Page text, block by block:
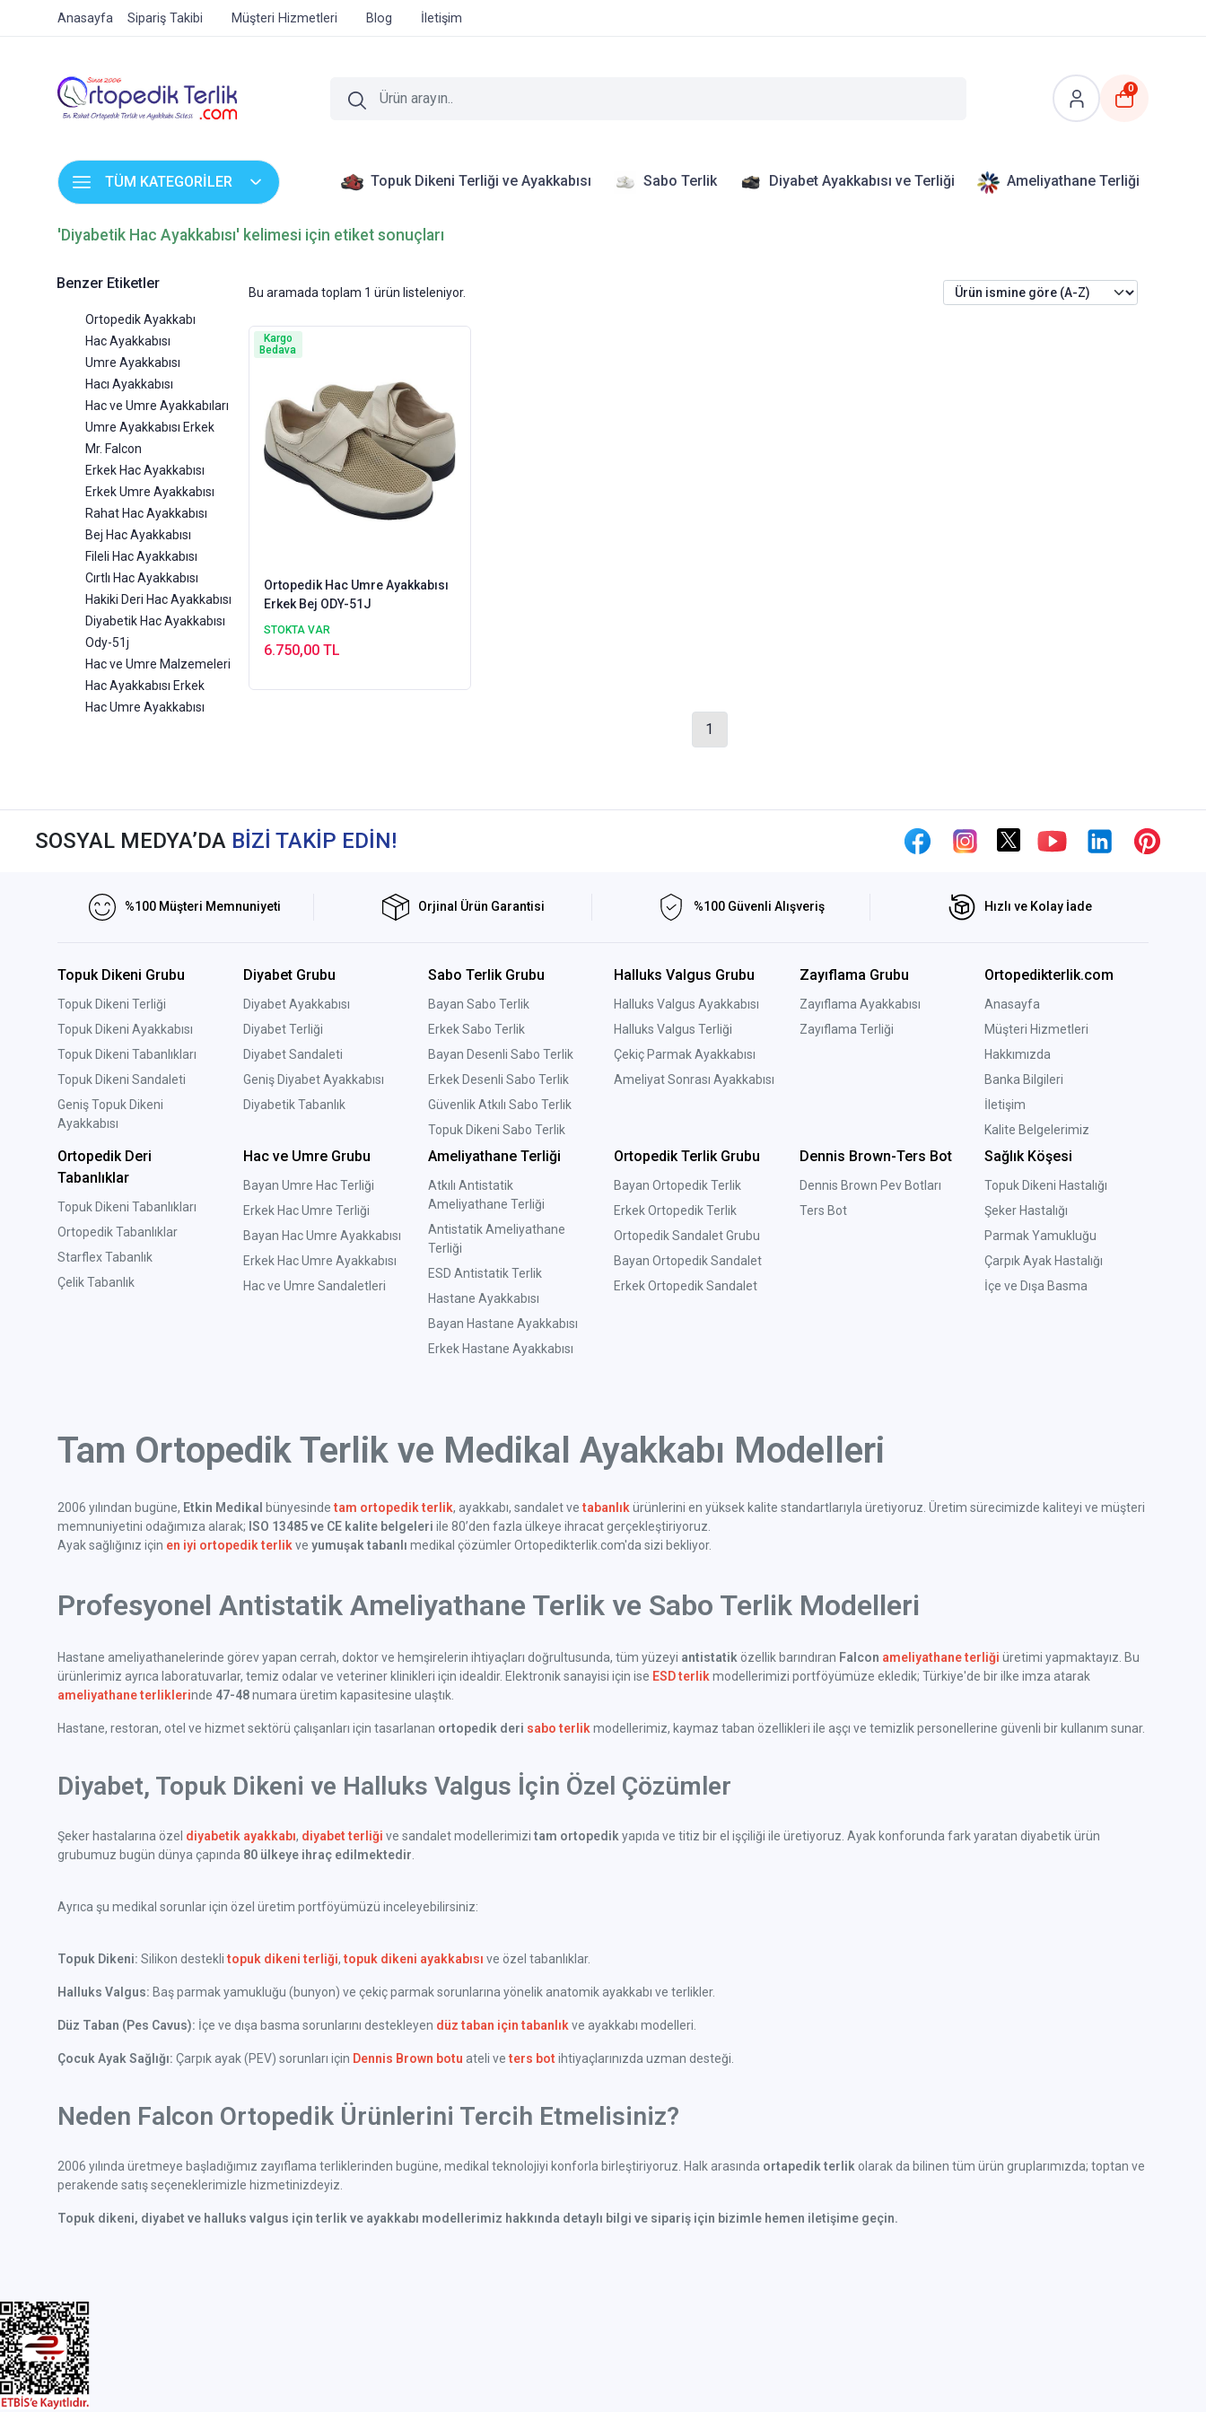
Anasayfa Sipariş Takibi Müşteri Hizmetleri Blog İletişim
0
TÜM KATEGORİLER Topuk Dikeni Terliği ve Ayakkabısı Sabo Terlik Diyabet Ayakkabısı ve Terliği Ameliyathane Terliği
'Diyabetik Hac Ayakkabısı' kelimesi için etiket sonuçları
Benzer Etiketler
Ortopedik Ayakkabı
Hac Ayakkabısı
Umre Ayakkabısı
Hacı Ayakkabısı
Hac ve Umre Ayakkabıları
Umre Ayakkabısı Erkek
Mr. Falcon
Erkek Hac Ayakkabısı
Erkek Umre Ayakkabısı
Rahat Hac Ayakkabısı
Bej Hac Ayakkabısı
Fileli Hac Ayakkabısı
Cırtlı Hac Ayakkabısı
Hakiki Deri Hac Ayakkabısı
Diyabetik Hac Ayakkabısı
Ody-51j
Hac ve Umre Malzemeleri
Hac Ayakkabısı Erkek
Hac Umre Ayakkabısı
Bu aramada toplam 1 ürün listeleniyor.
Ortopedik Hac Umre Ayakkabısı
Erkek Bej ODY-51J
STOKTA VAR
6.750,00 TL
Kargo
Bedava
1
SOSYAL MEDYA’DA BİZİ TAKİP EDİN!
%100 Müşteri Memnuniyeti Orjinal Ürün Garantisi %100 Güvenli Alışveriş Hızlı ve Kolay İade
Topuk Dikeni Grubu
Topuk Dikeni Terliği
Topuk Dikeni Ayakkabısı
Topuk Dikeni Tabanlıkları
Topuk Dikeni Sandaleti
Geniş Topuk Dikeni
Ayakkabısı
Diyabet Grubu
Diyabet Ayakkabısı
Diyabet Terliği
Diyabet Sandaleti
Geniş Diyabet Ayakkabısı
Diyabetik Tabanlık
Sabo Terlik Grubu
Bayan Sabo Terlik
Erkek Sabo Terlik
Bayan Desenli Sabo Terlik
Erkek Desenli Sabo Terlik
Güvenlik Atkılı Sabo Terlik
Topuk Dikeni Sabo Terlik
Halluks Valgus Grubu
Halluks Valgus Ayakkabısı
Halluks Valgus Terliği
Çekiç Parmak Ayakkabısı
Ameliyat Sonrası Ayakkabısı
Zayıflama Grubu
Zayıflama Ayakkabısı
Zayıflama Terliği
Ortopedikterlik.com
Anasayfa
Müşteri Hizmetleri
Hakkımızda
Banka Bilgileri
İletişim
Kalite Belgelerimiz
Ortopedik Deri
Tabanlıklar
Topuk Dikeni Tabanlıkları
Ortopedik Tabanlıklar
Starflex Tabanlık
Çelik Tabanlık
Hac ve Umre Grubu
Bayan Umre Hac Terliği
Erkek Hac Umre Terliği
Bayan Hac Umre Ayakkabısı
Erkek Hac Umre Ayakkabısı
Hac ve Umre Sandaletleri
Ameliyathane Terliği
Atkılı Antistatik
Ameliyathane Terliği
Antistatik Ameliyathane
Terliği
ESD Antistatik Terlik
Hastane Ayakkabısı
Bayan Hastane Ayakkabısı
Erkek Hastane Ayakkabısı
Ortopedik Terlik Grubu
Bayan Ortopedik Terlik
Erkek Ortopedik Terlik
Ortopedik Sandalet Grubu
Bayan Ortopedik Sandalet
Erkek Ortopedik Sandalet
Dennis Brown-Ters Bot
Dennis Brown Pev Botları
Ters Bot
Sağlık Köşesi
Topuk Dikeni Hastalığı
Şeker Hastalığı
Parmak Yamukluğu
Çarpık Ayak Hastalığı
İçe ve Dışa Basma
Tam Ortopedik Terlik ve Medikal Ayakkabı Modelleri
2006 yılından bugüne, Etkin Medikal bünyesindetam ortopedik terlik, ayakkabı, sandalet vetabanlık ürünlerini en yüksek kalite standartlarıyla üretiyoruz. Üretim sürecimizde kaliteyi ve müşteri
memnuniyetini odağımıza alarak; ISO 13485 ve CE kalite belgeleri ile 80’den fazla ülkeye ihracat gerçekleştiriyoruz.
Ayak sağlığınız için en iyi ortopedik terlik ve yumuşak tabanlı medikal çözümler Ortopedikterlik.com'da sizi bekliyor.
Profesyonel Antistatik Ameliyathane Terlik ve Sabo Terlik Modelleri
Hastane ameliyathanelerinde görev yapan cerrah, doktor ve hemşirelerin ihtiyaçları doğrultusunda, tüm yüzeyi antistatik özellik barındıran Falcon ameliyathane terliği üretimi yapmaktayız. Bu
ürünlerimiz ayrıca laboratuvarlar, temiz odalar ve veteriner klinikleri için idealdir. Elektronik sanayisi için ise ESD terlik modellerimizi portföyümüze ekledik; Türkiye'de bir ilke imza atarak
ameliyathane terliklerinde 47-48numara üretim kapasitesine ulaştık.
Hastane, restoran, otel ve hizmet sektörü çalışanları için tasarlanan ortopedik deri sabo terlik modellerimiz, kaymaz taban özellikleri ile aşçı ve temizlik personellerine güvenli bir kullanım sunar.
Diyabet, Topuk Dikeni ve Halluks Valgus İçin Özel Çözümler
Şeker hastalarına özel diyabetik ayakkabı, diyabet terliği ve sandalet modellerimizi tam ortopedik yapıda ve titiz bir el işçiliği ile üretiyoruz. Ayak konforunda fark yaratan diyabetik ürün
grubumuz bugün dünya çapında 80 ülkeye ihraç edilmektedir
Ayrıca şu medikal sorunlar için özel üretim portföyümüzü inceleyebilirsiniz:
Topuk Dikeni: Silikon desteklitopuk dikeni terliği,topuk dikeni ayakkabısı ve özel tabanlıklar.
Halluks Valgus: Baş parmak yamukluğu (bunyon) ve çekiç parmak sorunlarına yönelik anatomik ayakkabı ve terlikler.
Düz Taban (Pes Cavus): İçe ve dışa basma sorunlarını destekleyen düz taban için tabanlık ve ayakkabı modelleri.
Çocuk Ayak Sağlığı: Çarpık ayak (PEV) sorunları için Dennis Brown botu ateli veters bot ihtiyaçlarınızda uzman desteği.
Neden Falcon Ortopedik Ürünlerini Tercih Etmelisiniz?
2006 yılında üretmeye başladığımız zayıflama terliklerinden bugüne, medikal teknolojiyi konforla birleştiriyoruz. Halk arasında ortapedik terlik olarak da bilinen tüm ürün gruplarımızda; toptan ve
perakende satış seçeneklerimizle hizmetinizdeyiz.
Topuk dikeni, diyabet ve halluks valgus için terlik ve ayakkabı modellerimiz hakkında detaylı bilgi ve sipariş için bizimle hemen iletişime geçin.